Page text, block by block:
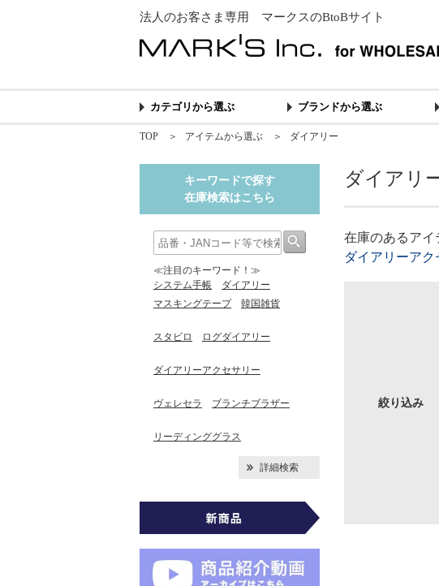
法人のお客さま専用 マークスのBtoBサイト
カテゴリから選ぶ ブランドから選ぶ
TOP ＞ アイテムから選ぶ ＞ ダイアリー
ダイアリ
在庫のあるアイ
ダイアリーア
絞り込み
キーワードで探す
在庫検索はこちら
≪注目のキーワード！≫
システム手帳
ダイアリー
マスキングテープ
韓国雑貨
スタビロ ログダイアリー
ダイアリーアクセサリー
ヴェレセラ ブランチブラザー
リーディンググラス
詳細検索